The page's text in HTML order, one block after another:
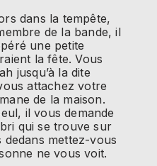
dans la tempête,
de la bande, il
une petite
la fête. Vous
jusqu’à la dite
attachez votre
de la maison.
il vous demande
qui se trouve sur
mettez-vous
ne vous voit.